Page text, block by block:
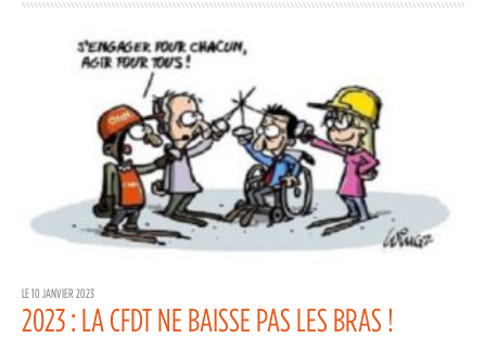
LE 10 JANVIER 2023
2023 : LA CFDT NE BAISSE PAS LES BRAS !